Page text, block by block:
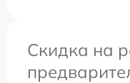
Скидка на